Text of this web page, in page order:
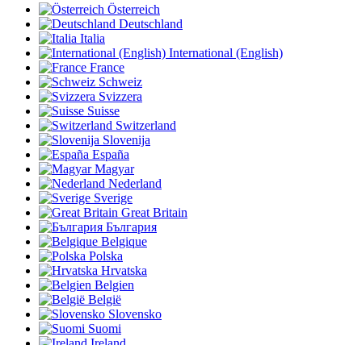
Österreich
Deutschland
Italia
International (English)
France
Schweiz
Svizzera
Suisse
Switzerland
Slovenija
España
Magyar
Nederland
Sverige
Great Britain
България
Belgique
Polska
Hrvatska
Belgien
België
Slovensko
Suomi